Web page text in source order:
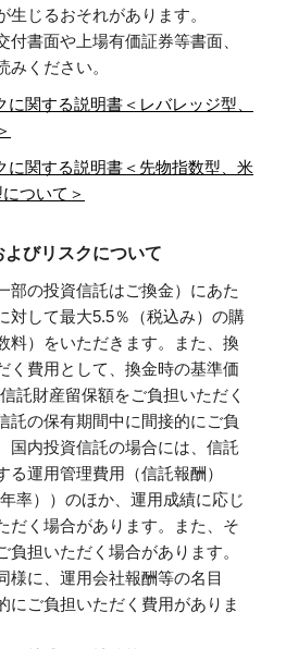
じるおそれがあります。
書面や上場有価証券等書面、
みください。
関する説明書＜レバレッジ型、
に関する説明書＜先物指数型、米
ついて＞
びリスクについて
部の投資信託はご換金）にあた
対して最大5.5％（税込み）の購
料）をいただきます。また、換
く費用として、換金時の基準価
託財産留保額をご負担いただく
託の保有期間中に間接的にご負
国内投資信託の場合には、信託
る運用管理費用（信託報酬）
率））のほか、運用成績に応じ
だく場合があります。また、そ
担いただく場合があります。
様に、運用会社報酬等の名目
にご負担いただく費用がありま